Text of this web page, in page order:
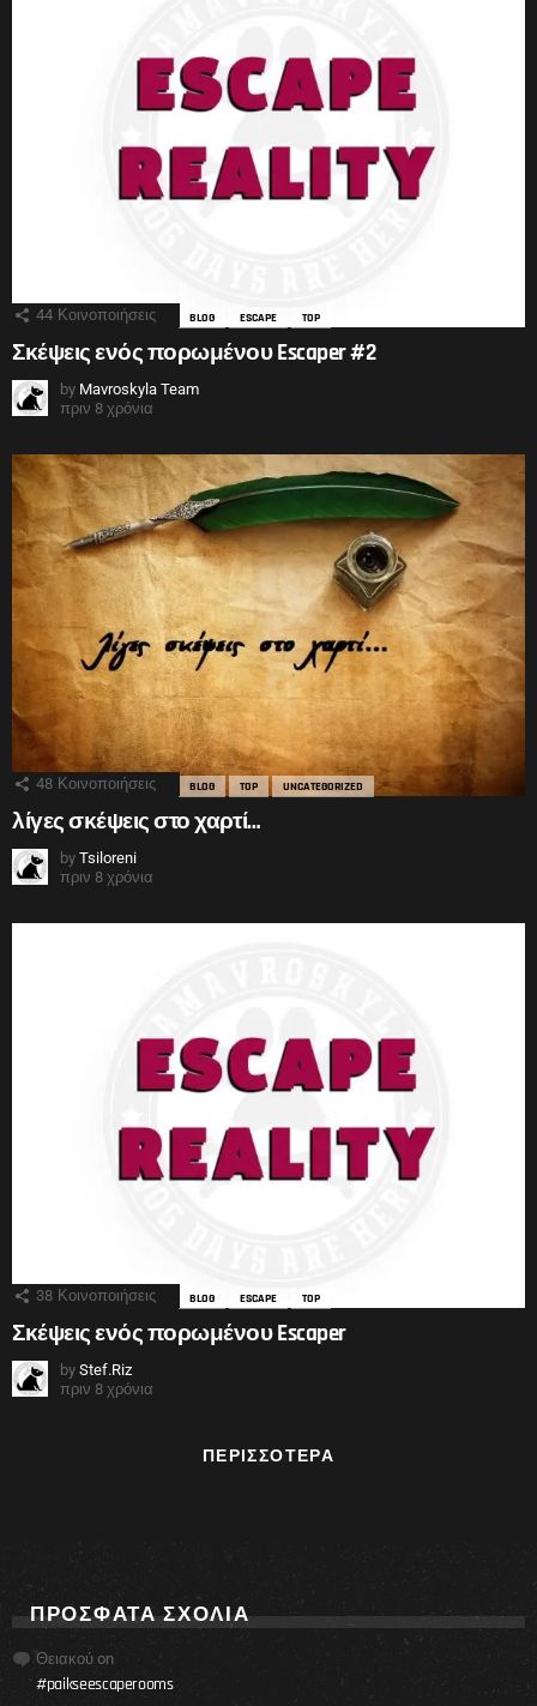
44 Κοινοποιήσεις BLOG ESCAPE TOP
Σκέψεις ενός πορωμένου Escaper #2
by Mavroskyla Team
πριν 8 χρόνια
48 Κοινοποιήσεις BLOG TOP UNCATEGORIZED
λίγες σκέψεις στο χαρτί…
by Tsiloreni
πριν 8 χρόνια
38 Κοινοποιήσεις BLOG ESCAPE TOP
Σκέψεις ενός πορωμένου Escaper
by Stef.Riz
πριν 8 χρόνια
ΠΕΡΙΣΣΌΤΕΡΑ
ΠΡΌΣΦΑΤΑ ΣΧΌΛΙΑ
Θειακού on
#paikseescaperooms